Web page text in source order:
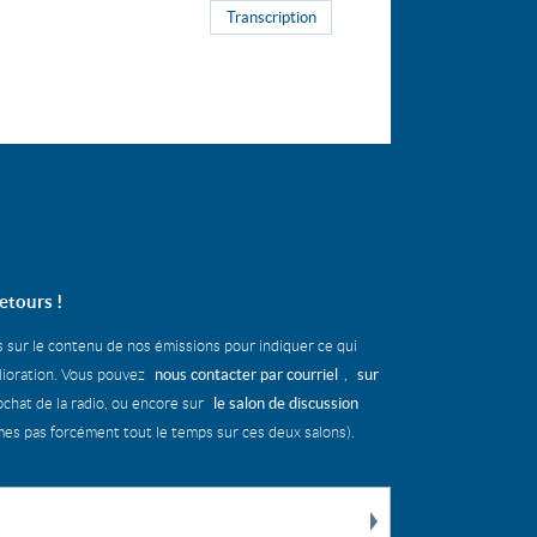
Transcription
!
sur le contenu de nos émissions pour indiquer ce qui
Vous pouvez
nous contacter par courriel ,
sur
de la radio, ou encore sur
le salon de discussion
pas forcément tout le temps sur ces deux salons).